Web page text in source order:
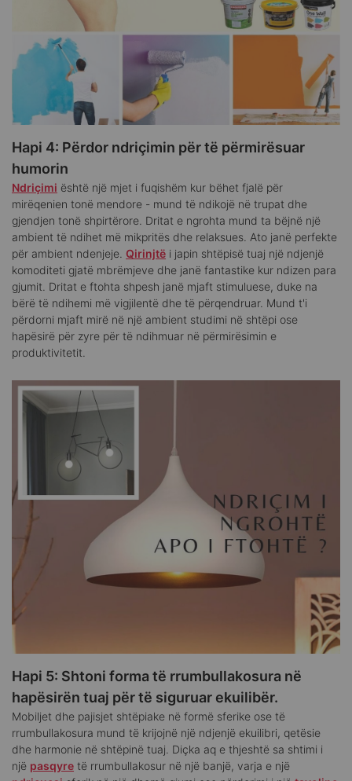
Hapi 4: Përdor ndriçimin për të përmirësuar
humorin
Ndriçimi është një mjet i fuqishëm kur bëhet fjalë për
mirëqenien tonë mendore - mund të ndikojë në trupat dhe
gjendjen tonë shpirtërore. Dritat e ngrohta mund ta bëjnë një
ambient të ndihet më mikpritës dhe relaksues. Ato janë perfekte
për ambient ndenjeje. Qirinjtë i japin shtëpisë tuaj një ndjenjë
komoditeti gjatë mbrëmjeve dhe janë fantastike kur ndizen para
gjumit. Dritat e ftohta shpesh janë mjaft stimuluese, duke na
bërë të ndihemi më vigjilentë dhe të përqendruar. Mund t'i
përdorni mjaft mirë në një ambient studimi në shtëpi ose
hapësirë ​​për zyre për të ndihmuar në përmirësimin e
produktivitetit.
Hapi 5: Shtoni forma të rrumbullakosura në
hapësirën tuaj për të siguruar ekuilibër.
Mobiljet dhe pajisjet shtëpiake në formë sferike ose të
rrumbullakosura mund të krijojnë një ndjenjë ekuilibri, qetësie
dhe harmonie në shtëpinë tuaj. Diçka aq e thjeshtë sa shtimi i
një pasqyre të rrumbullakosur në një banjë, varja e një